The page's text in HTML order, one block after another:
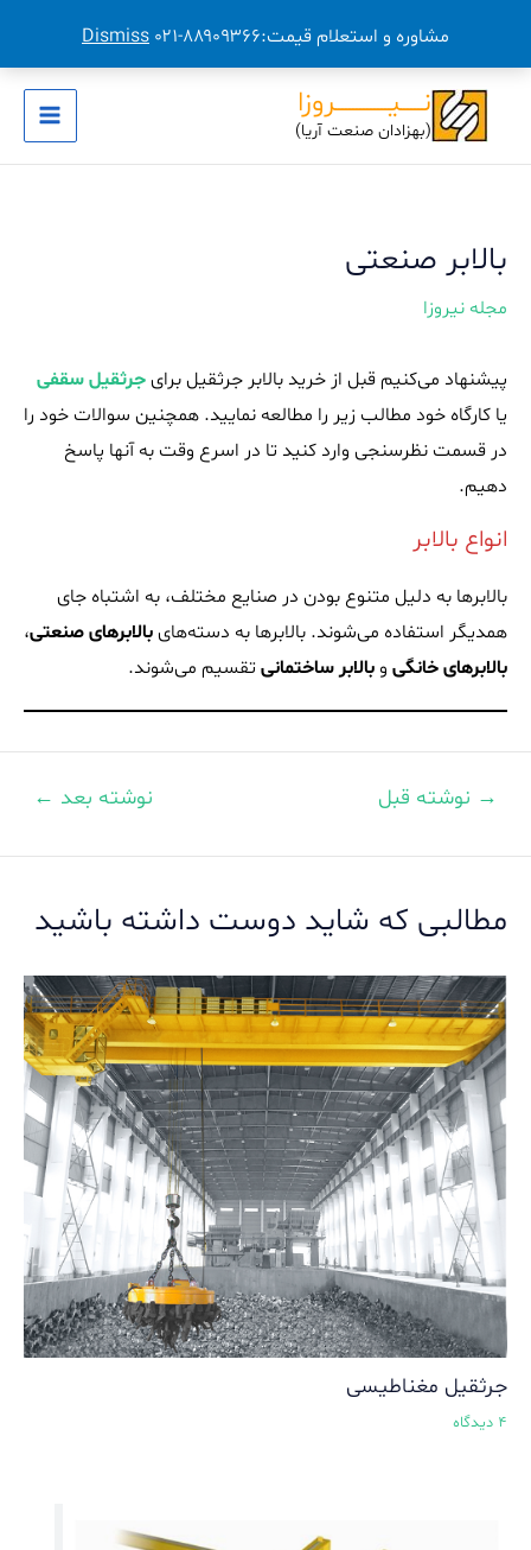
نــــــیـــــــــــــــروزا
(بهزادان صنعت آریا)
Main
بالابر صنعتی
مجله نیروزا
پیشنهاد می‌کنیم قبل از خرید بالابر جرثقیل برایجرثقیل سقفی
یا کارگاه خود مطالب زیر را مطالعه نمایید. همچنین سوالات خود را
در قسمت نظرسنجی وارد کنید تا در اسرع وقت به آنها پاسخ
دهیم.
انواع بالابر
بالابرها به دلیل متنوع بودن در صنایع مختلف، به اشتباه جای
همدیگر استفاده می‌شوند. بالابرها به دسته‌هایبالابرهای صنعتی،
بالابرهای خانگی و بالابر ساختمانی تقسیم می‌شوند.
راهبری
→ نوشته قبل نوشته بعد ←
مطالبی که شاید دوست داشته باشید
جرثقیل مغناطیسی
4 دیدگاه
مشاوره و استعلام قیمت:۸۸۹۰۹۳۶۶-۰۲۱ Dismiss